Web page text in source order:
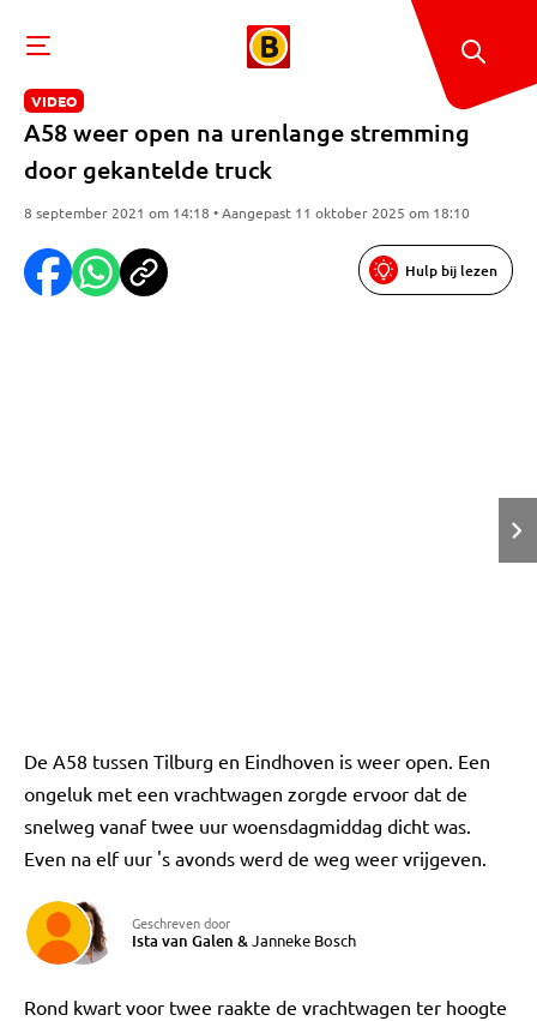
VIDEO
A58 weer open na urenlange stremming
door gekantelde truck
8 september 2021 om 14:18 • Aangepast 11 oktober 2025 om 18:10
Hulp bij lezen
De A58 tussen Tilburg en Eindhoven is weer open. Een
ongeluk met een vrachtwagen zorgde ervoor dat de
snelweg vanaf twee uur woensdagmiddag dicht was.
Even na elf uur 's avonds werd de weg weer vrijgeven.
Geschreven door
Ista van Galen &Janneke Bosch
Rond kwart voor twee raakte de vrachtwagen ter hoogte